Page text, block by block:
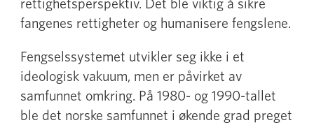
rettighetsperspektiv. Det ble viktig å sikre
fangenes rettigheter og humanisere fengslene.
Fengselssystemet utvikler seg ikke i et
ideologisk vakuum, men er påvirket av
samfunnet omkring. På 1980- og 1990-tallet
ble det norske samfunnet i økende grad preget